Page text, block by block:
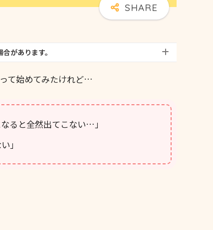
があります。
て始めてみたけれど…
ると全然出てこない…」
」